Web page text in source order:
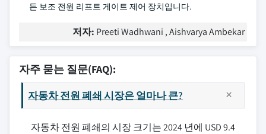
든 보조 전원 리프트 게이트 제어 장치입니다.
저자: Preeti Wadhwani , Aishvarya Ambekar
자주 묻는 질문(FAQ):
자동차 전원 폐쇄 시장은 얼마나 큰?
자동차 전원 폐쇄의 시장 크기는 2024 년에 USD 9.4